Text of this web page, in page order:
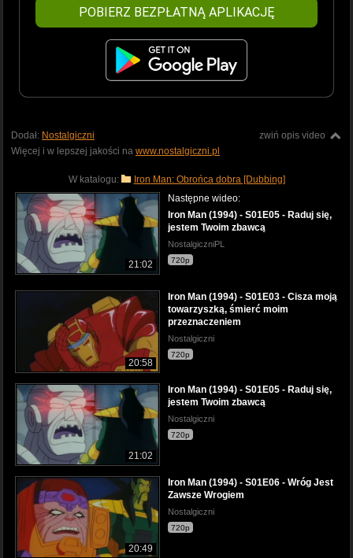
POBIERZ BEZPŁATNĄ APLIKACJĘ
zwiń opis video
Dodał: Nostalgiczni
Więcej i w lepszej jakości na www.nostalgiczni.pl
W katalogu: Iron Man: Obrońca dobra [Dubbing]
21:02
Następne wideo:
Iron Man (1994) - S01E05 - Raduj się,
jestem Twoim zbawcą
NostalgiczniPL
720p
20:58
Iron Man (1994) - S01E03 - Cisza moją
towarzyszką, śmierć moim
przeznaczeniem
Nostalgiczni
720p
21:02
Iron Man (1994) - S01E05 - Raduj się,
jestem Twoim zbawcą
Nostalgiczni
720p
20:49
Iron Man (1994) - S01E06 - Wróg Jest
Zawsze Wrogiem
Nostalgiczni
720p